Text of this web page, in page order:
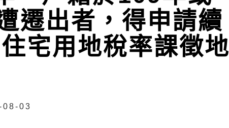
遷出者，得申請續
宅用地稅率課徵地
08-03